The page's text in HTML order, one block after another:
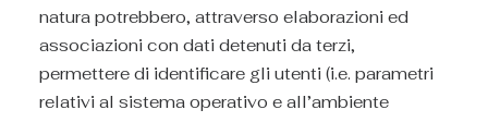
natura potrebbero, attraverso elaborazioni ed
associazioni con dati detenuti da terzi,
permettere di identificare gli utenti (i.e. parametri
relativi al sistema operativo e all’ambiente